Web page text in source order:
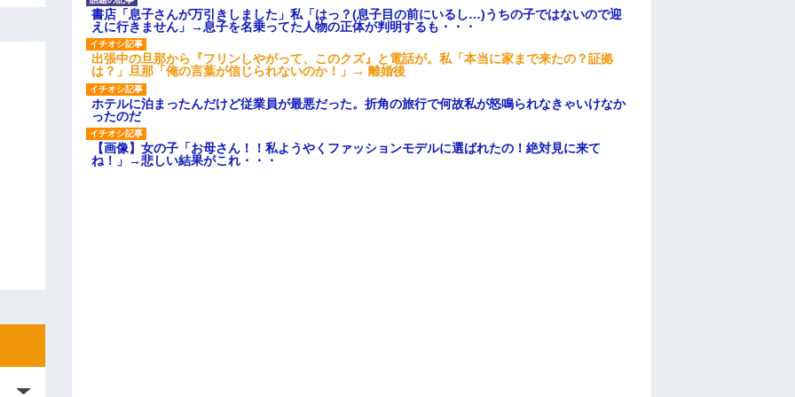
書店「息子さんが万引きしました」私「はっ？(息子目の前にいるし…)うちの子ではないので迎
えに行きません」→息子を名乗ってた人物の正体が判明するも・・・
出張中の旦那から『フリンしやがって、このクズ』と電話が。私「本当に家まで来たの？証拠
は？」旦那「俺の言葉が信じられないのか！」→ 離婚後
ホテルに泊まったんだけど従業員が最悪だった。折角の旅行で何故私が怒鳴られなきゃいけなか
ったのだ
【画像】女の子「お母さん！！私ようやくファッションモデルに選ばれたの！絶対見に来て
ね！」→悲しい結果がこれ・・・